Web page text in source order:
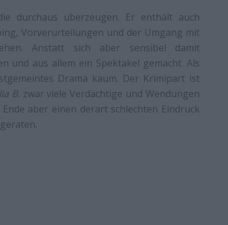
durchaus überzeugen. Er enthält auch
Vorverurteilungen und der Umgang mit
Anstatt sich aber sensibel damit
und aus allem ein Spektakel gemacht. Als
Drama kaum. Der Krimipart ist
B. zwar viele Verdächtige und Wendungen
aber einen derart schlechten Eindruck